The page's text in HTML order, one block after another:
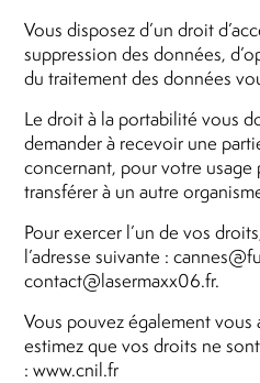
Vous disposez d’un droit
suppression des données,
du traitement des données
Le droit à la portabilité vous
demander à recevoir une
concernant, pour votre
transférer à un autre
Pour exercer l’un de vos
l’adresse suivante :
contact@lasermaxx06.fr.
Vous pouvez également vous
estimez que vos droits ne
: www.cnil.fr